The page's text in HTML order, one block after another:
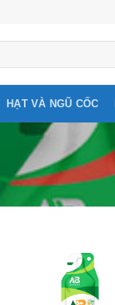
HẠT VÀ NGŨ CỐC